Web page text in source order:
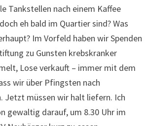
gewaltig darauf, um 8.30 Uhr im
Neubörger kurz zu essen
und dann drei Stunden in der
um dann weiter zu laufen. Dieses
ich schon jetzt, wird mich an meine
nach Coevorden und